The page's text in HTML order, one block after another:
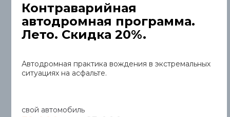
Контраварийная
автодромная программа.
Лето. Скидка 20%.
Автодромная практика вождения в экстремальных
ситуациях на асфальте.
свой автомобиль